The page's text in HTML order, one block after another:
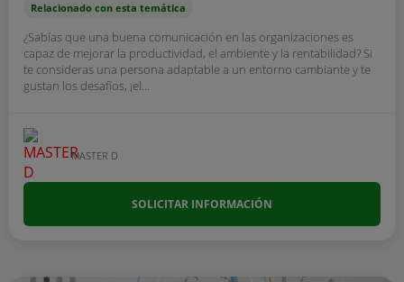
Relacionado con esta temática
¿Sabías que una buena comunicación en las organizaciones es
capaz de mejorar la productividad, el ambiente y la rentabilidad? Si
te consideras una persona adaptable a un entorno cambiante y te
gustan los desafíos, ¡el...
MASTER D
SOLICITAR INFORMACIÓN